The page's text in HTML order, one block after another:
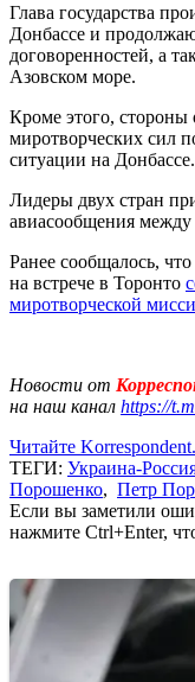
Глава государства
Донбассе и
договоренностей, а
Азовском море.
Кроме этого, стороны
миротворческих сил
ситуации на Донбассе.
Лидеры двух стран
авиасообщения
Ранее сообщалось,
на встрече в Торонто
миротворческой
Новости от
на наш канал https://
Читайте
ТЕГИ: Украина-
Порошенко, Петр
Если вы заметили
нажмите Ctrl+Enter,